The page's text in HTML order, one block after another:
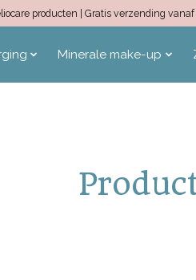
producten | Gratis verzending
Minerale make-up